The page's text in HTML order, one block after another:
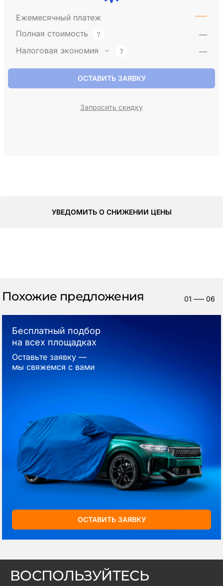
Ежемесячный платеж —
Полная стоимость
—
Налоговая экономия
—
ОСТАВИТЬ ЗАЯВКУ
Запросить скидку
УВЕДОМИТЬ О СНИЖЕНИИ ЦЕНЫ
Похожие предложения 01 —– 06
Бесплатный подбор
на всех площадках
Оставьте заявку —
мы свяжемся с вами
ОСТАВИТЬ ЗАЯВКУ
ВОСПОЛЬЗУЙТЕСЬ